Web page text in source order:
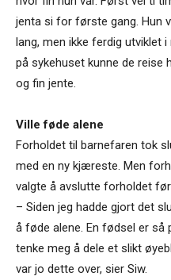
jenta si for første gang. Hun
lang, men ikke ferdig utviklet
på sykehuset kunne de reise
og fin jente.
Ville føde alene
Forholdet til barnefaren tok
med en ny kjæreste. Men
valgte å avslutte forholdet
– Siden jeg hadde gjort det
å føde alene. En fødsel er så
tenke meg å dele et slikt
var jo dette over, sier Siw.